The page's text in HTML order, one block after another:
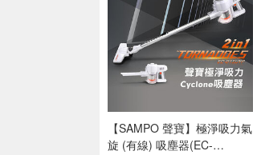
【SAMPO 聲寶】極淨吸力氣
旋 (有線) 吸塵器(EC-